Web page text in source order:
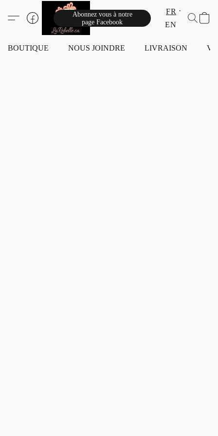
Abonnez vous à notre
page Facebook
FR
EN
BOUTIQUE NOUS JOINDRE LIVRAISON